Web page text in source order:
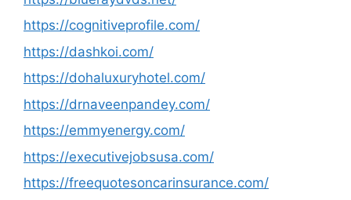
https://cognitiveprofile.com/
https://dashkoi.com/
https://dohaluxuryhotel.com/
https://drnaveenpandey.com/
https://emmyenergy.com/
https://executivejobsusa.com/
https://freequotesoncarinsurance.com/